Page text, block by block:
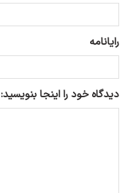
رایانامه
دیدگاه خود را اینجا بنویسید: